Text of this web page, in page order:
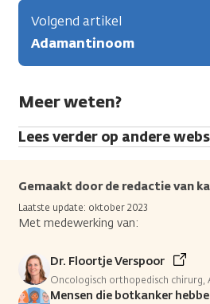
Volgend artikel
Adamantinoom
Meer weten?
Lees verder op andere
Gemaakt door de redactie van
Laatste update: oktober 2023
Met medewerking van:
Dr. Floortje Verspoor
Oncologisch orthopedisch chirurg,
Mensen die botkanker